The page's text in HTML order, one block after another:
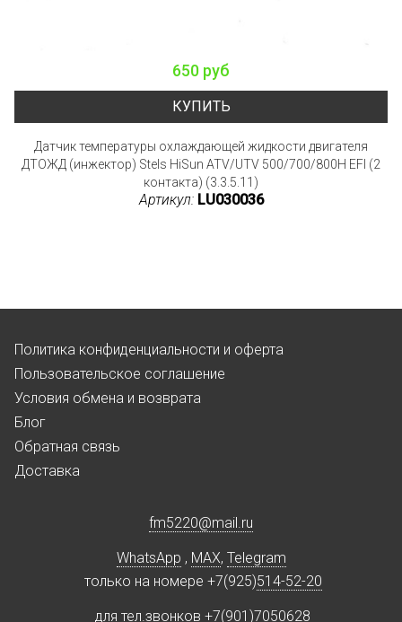
650 руб
КУПИТЬ
Датчик температуры охлаждающей жидкости двигателя
ДТОЖД (инжектор) Stels HiSun ATV/UTV 500/700/800H EFI (2
контакта) (3.3.5.11)
Артикул: LU030036
Политика конфиденциальности и оферта
Пользовательское соглашение
Условия обмена и возврата
Блог
Обратная связь
Доставка
fm5220@mail.ru
WhatsApp , MAX, Telegram
только на номере +7(925)514-52-20
для тел.звонков +7(901)7050628